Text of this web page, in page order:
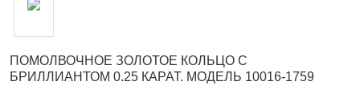
ПОМОЛВОЧНОЕ ЗОЛОТОЕ КОЛЬЦО С
БРИЛЛИАНТОМ 0.25 КАРАТ. МОДЕЛЬ 10016-1759